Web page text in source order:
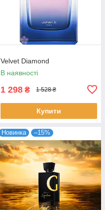
Velvet Diamond
В наявності
1 298 ₴ 1 528 ₴
Купити
Новинка –15%